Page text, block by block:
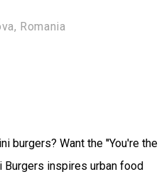
Romania
burgers? Want the ''You're the
inspires urban food